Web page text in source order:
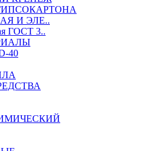
И ЭЛЕ..
ГОСТ 3..
40